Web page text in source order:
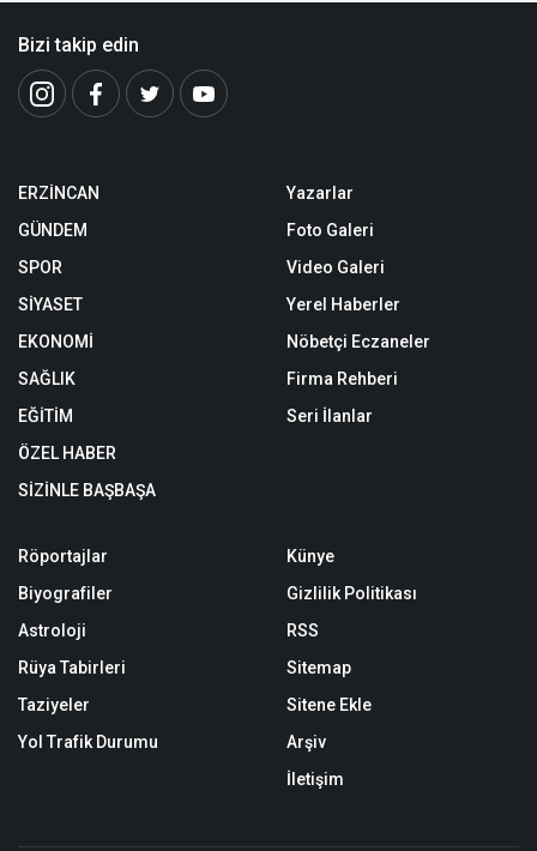
Bizi takip edin
ERZİNCAN
GÜNDEM
SPOR
SİYASET
EKONOMİ
SAĞLIK
EĞİTİM
ÖZEL HABER
SİZİNLE BAŞBAŞA
Yazarlar
Foto Galeri
Video Galeri
Yerel Haberler
Nöbetçi Eczaneler
Firma Rehberi
Seri İlanlar
Röportajlar
Biyografiler
Astroloji
Rüya Tabirleri
Taziyeler
Yol Trafik Durumu
Künye
Gizlilik Politikası
RSS
Sitemap
Sitene Ekle
Arşiv
İletişim